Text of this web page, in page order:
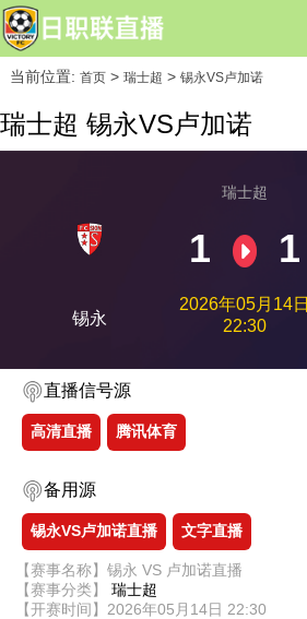
当前位置: 首页> 瑞士超 > 锡永VS卢加诺
瑞士超 锡永VS卢加诺
锡永
瑞士超
1 1
2026年05月14日
22:30
直播信号源
高清直播 腾讯体育
备用源
锡永VS卢加诺直播 文字直播
【赛事名称】锡永 VS 卢加诺直播
【赛事分类】 瑞士超
【开赛时间】2026年05月14日 22:30